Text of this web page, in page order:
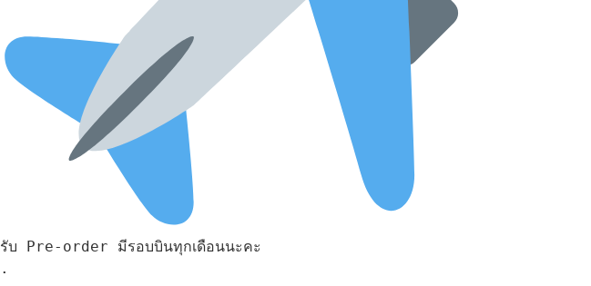
รับ Pre-order มีรอบบินทุกเดือนนะคะ
.